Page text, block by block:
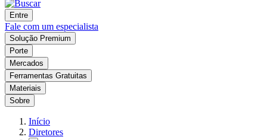
Entre
Fale com um especialista
Solução Premium
Porte
Mercados
Ferramentas Gratuitas
Materiais
Sobre
Início
Diretores